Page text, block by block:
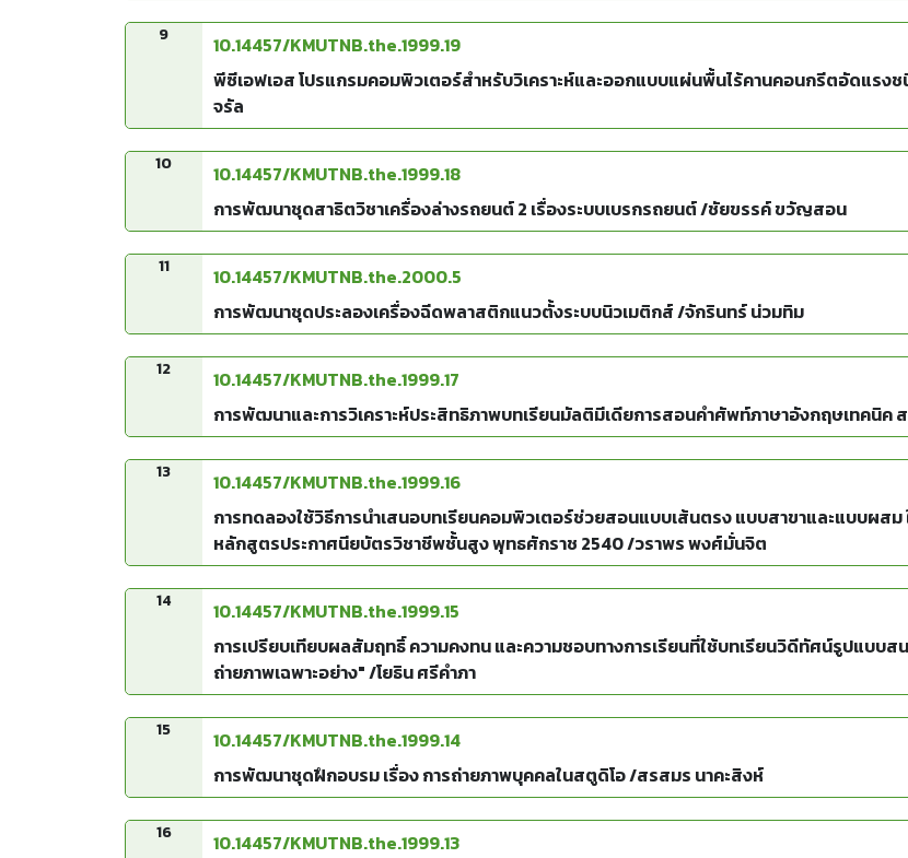
9 10.14457/KMUTNB.the.1999.19
พีซีเอฟเอส โปรแกรมคอมพิวเตอร์สำหรับวิเคราะห์และออกแบบแผ่นพื้นไร้คานคอนกรีตอัดแรง
จรัล
10 10.14457/KMUTNB.the.1999.18
การพัฒนาชุดสาธิตวิชาเครื่องล่างรถยนต์ 2 เรื่องระบบเบรกรถยนต์ /ชัยขรรค์ ขวัญสอน
11 10.14457/KMUTNB.the.2000.5
การพัฒนาชุดประลองเครื่องฉีดพลาสติกแนวตั้งระบบนิวเมติกส์ /จักรินทร์ น่วมทิม
12 10.14457/KMUTNB.the.1999.17
การพัฒนาและการวิเคราะห์ประสิทธิภาพบทเรียนมัลติมีเดียการสอนคำศัพท์ภาษาอังกฤษเทคนิค
13 10.14457/KMUTNB.the.1999.16
การทดลองใช้วิธีการนำเสนอบทเรียนคอมพิวเตอร์ช่วยสอนแบบเส้นตรง แบบสาขาและแบบผสม
หลักสูตรประกาศนียบัตรวิชาชีพชั้นสูง พุทธศักราช 2540 /วราพร พงศ์มั่นจิต
14 10.14457/KMUTNB.the.1999.15
การเปรียบเทียบผลสัมฤทธิ์ ความคงทน และความชอบทางการเรียนที่ใช้บทเรียนวิดีทัศน์รูปแบบ
ถ่ายภาพเฉพาะอย่าง" /โยธิน ศรีคำภา
15 10.14457/KMUTNB.the.1999.14
การพัฒนาชุดฝึกอบรม เรื่อง การถ่ายภาพบุคคลในสตูดิโอ /สรสมร นาคะสิงห์
16 10.14457/KMUTNB.the.1999.13